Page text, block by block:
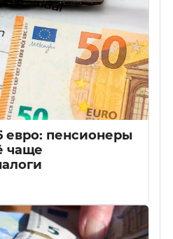
евро: пенсионеры
чаще